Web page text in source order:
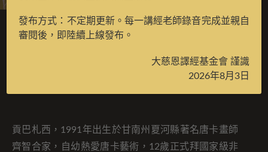
貢巴札西
貢巴札西，1991年出生於甘南州夏河縣著名唐卡畫師
齊智合家，自幼熱愛唐卡藝術，12歲正式拜國家級非
發布方式：不定期更新。每一講經老師錄音完成並親自
審閱後，即陸續上線發布。
大慈恩譯經基金會 謹識
2026年8月3日